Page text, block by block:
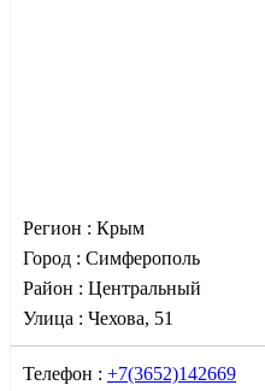
Регион : Крым
Город : Симферополь
Район : Центральный
Улица : Чехова, 51
Телефон : +7(3652)142669